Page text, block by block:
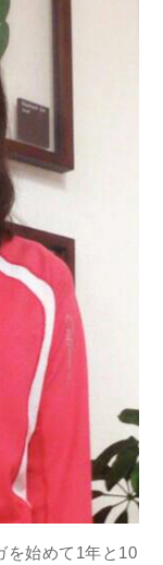
を始めて1年と10